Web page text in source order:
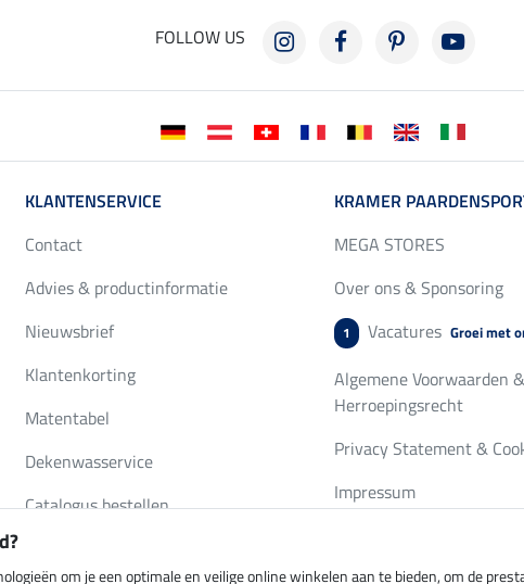
FOLLOW US
KLANTENSERVICE
Contact
Advies & productinformatie
Nieuwsbrief
Klantenkorting
Matentabel
Dekenwasservice
Catalogus bestellen
KRAMER
MEGA STORES
Over ons & Sponsoring
1 Vacatures Groei met
Algemene Voorwaarden &
Herroepingsrecht
Privacy Statement &
Impressum
om je een optimale en veilige online winkelen aan te bieden, om de